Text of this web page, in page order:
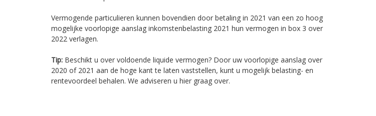
Vermogende particulieren kunnen bovendien door betaling in 2021 van een zo hoog
mogelijke voorlopige aanslag inkomstenbelasting 2021 hun vermogen in box 3 over
2022 verlagen.
Tip: Beschikt u over voldoende liquide vermogen? Door uw voorlopige aanslag over
2020 of 2021 aan de hoge kant te laten vaststellen, kunt u mogelijk belasting- en
rentevoordeel behalen. We adviseren u hier graag over.